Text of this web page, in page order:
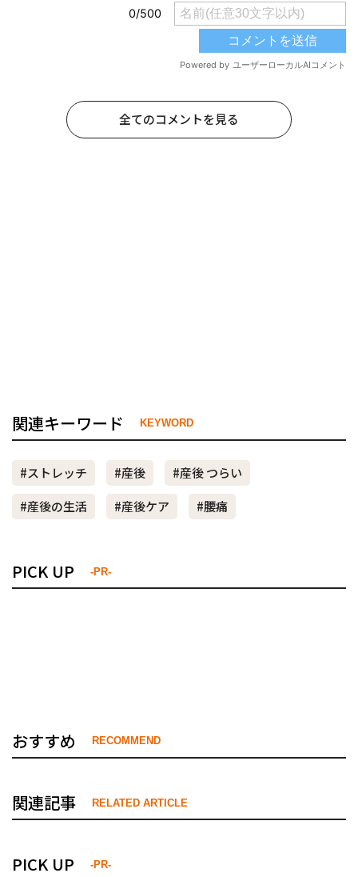
全てのコメントを見る
関連キーワード KEYWORD
#ストレッチ #産後
#産後 つらい
#産後の生活
#産後ケア #腰痛
PICK UP -PR-
おすすめ RECOMMEND
関連記事 RELATED ARTICLE
PICK UP -PR-